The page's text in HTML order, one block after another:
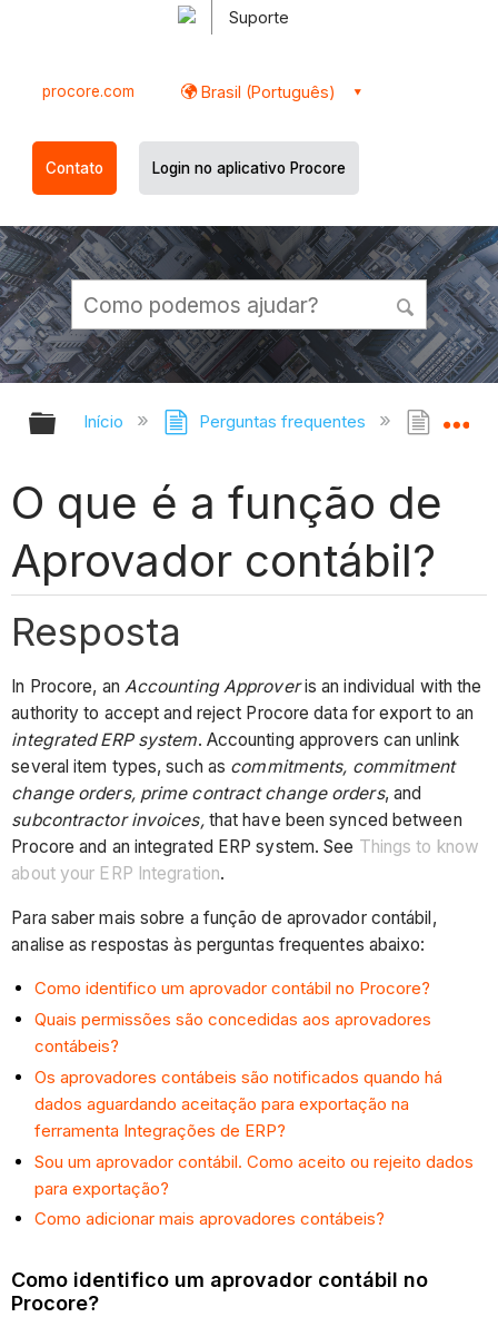
Suporte
procore.com Brasil (Português)
Contato Login no aplicativo Procore
Expandir/recolher hierarquia
Início Perguntas frequentes O
O que é a função de
Aprovador contábil?
Resposta
In Procore, an Accounting Approveris an individual with the
authority to accept and reject Procore data for export to an
integrated ERP system. Accounting approvers can unlink
several item types, such as commitments, commitment
change orders, prime contract change orders, and
subcontractor invoices, that have been synced between
Procore and an integrated ERP system. See Things to know
about your ERP Integration.
Para saber mais sobre a função de aprovador contábil,
analise as respostas às perguntas frequentes abaixo:
Como identifico um aprovador contábil no Procore?
Quais permissões são concedidas aos aprovadores
contábeis?
Os aprovadores contábeis são notificados quando há
dados aguardando aceitação para exportação na
ferramenta Integrações de ERP?
Sou um aprovador contábil. Como aceito ou rejeito dados
para exportação?
Como adicionar mais aprovadores contábeis?
Como identifico um aprovador contábil no
Procore?